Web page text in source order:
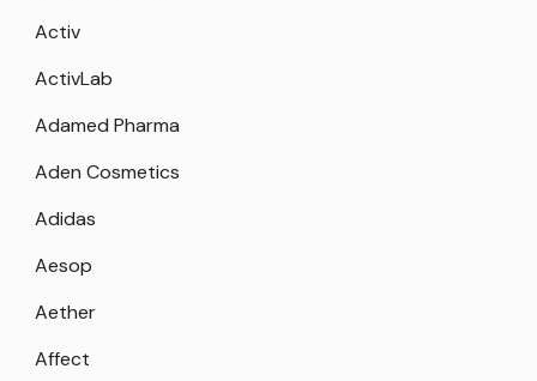
Activ
ActivLab
Adamed Pharma
Aden Cosmetics
Adidas
Aesop
Aether
Affect